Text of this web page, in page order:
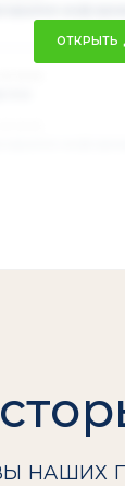
ОТКРЫТЬ
НАШИХ